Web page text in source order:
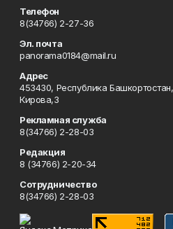
Телефон
8(34766) 2-27-36
Эл. почта
panorama0184@mail.ru
Адрес
453430, Республика
Кирова,3
Рекламная служба
8(34766) 2-28-03
Редакция
8 (34766) 2-20-34
Сотрудничество
8(34766) 2-28-03